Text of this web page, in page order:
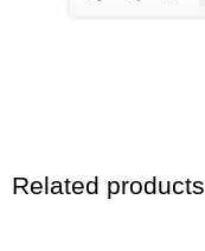
Related products